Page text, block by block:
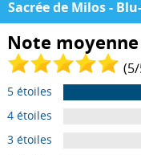
Sacrée de Milos -
Note
(5/
5 étoiles
4 étoiles
3 étoiles